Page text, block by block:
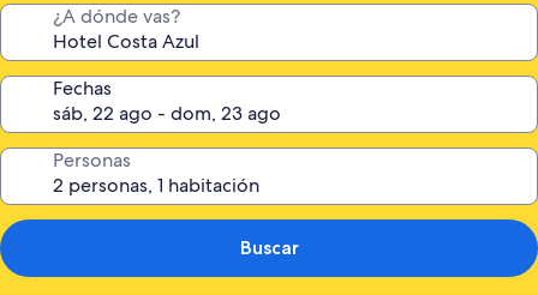
¿A dónde vas?
Fechas
Personas
Buscar